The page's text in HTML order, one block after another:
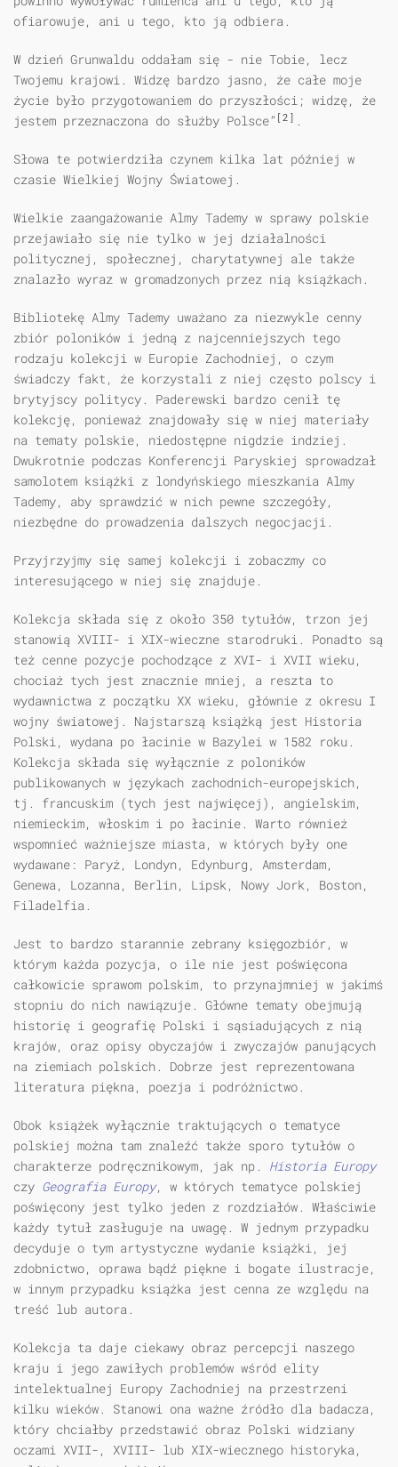
ofiarowuje, ani u tego, kto ją odbiera.
W dzień Grunwaldu oddałam się - nie Tobie, lecz
Twojemu krajowi. Widzę bardzo jasno, że całe moje
życie było przygotowaniem do przyszłości; widzę, że
jestem przeznaczona do służby Polsce” [2] .
Słowa te potwierdziła czynem kilka lat później w
czasie Wielkiej Wojny Światowej.
Wielkie zaangażowanie Almy Tademy w sprawy polskie
przejawiało się nie tylko w jej działalności
politycznej, społecznej, charytatywnej ale także
znalazło wyraz w gromadzonych przez nią książkach.
Bibliotekę Almy Tademy uważano za niezwykle cenny
zbiór poloników i jedną z najcenniejszych tego
rodzaju kolekcji w Europie Zachodniej, o czym
świadczy fakt, że korzystali z niej często polscy i
brytyjscy politycy. Paderewski bardzo cenił tę
kolekcję, ponieważ znajdowały się w niej materiały
na tematy polskie, niedostępne nigdzie indziej.
Dwukrotnie podczas Konferencji Paryskiej sprowadzał
samolotem książki z londyńskiego mieszkania Almy
Tademy, aby sprawdzić w nich pewne szczegóły,
niezbędne do prowadzenia dalszych negocjacji.
Przyjrzyjmy się samej kolekcji i zobaczmy co
interesującego w niej się znajduje.
Kolekcja składa się z około 350 tytułów, trzon jej
stanowią XVIII- i XIX-wieczne starodruki. Ponadto są
też cenne pozycje pochodzące z XVI- i XVII wieku,
chociaż tych jest znacznie mniej, a reszta to
wydawnictwa z początku XX wieku, głównie z okresu I
wojny światowej. Najstarszą książką jest Historia
Polski, wydana po łacinie w Bazylei w 1582 roku.
Kolekcja składa się wyłącznie z poloników
publikowanych w językach zachodnich-europejskich,
tj. francuskim (tych jest najwięcej), angielskim,
niemieckim, włoskim i po łacinie. Warto również
wspomnieć ważniejsze miasta, w których były one
wydawane: Paryż, Londyn, Edynburg, Amsterdam,
Genewa, Lozanna, Berlin, Lipsk, Nowy Jork, Boston,
Filadelfia.
Jest to bardzo starannie zebrany księgozbiór, w
którym każda pozycja, o ile nie jest poświęcona
całkowicie sprawom polskim, to przynajmniej w jakimś
stopniu do nich nawiązuje. Główne tematy obejmują
historię i geografię Polski i sąsiadujących z nią
krajów, oraz opisy obyczajów i zwyczajów panujących
na ziemiach polskich. Dobrze jest reprezentowana
literatura piękna, poezja i podróżnictwo.
Obok książek wyłącznie traktujących o tematyce
polskiej można tam znaleźć także sporo tytułów o
charakterze podręcznikowym, jak np. Historia Europy
czy Geografia Europy, w których tematyce polskiej
poświęcony jest tylko jeden z rozdziałów. Właściwie
każdy tytuł zasługuje na uwagę. W jednym przypadku
decyduje o tym artystyczne wydanie książki, jej
zdobnictwo, oprawa bądź piękne i bogate ilustracje,
w innym przypadku książka jest cenna ze względu na
treść lub autora.
Kolekcja ta daje ciekawy obraz percepcji naszego
kraju i jego zawiłych problemów wśród elity
intelektualnej Europy Zachodniej na przestrzeni
kilku wieków. Stanowi ona ważne źródło dla badacza,
który chciałby przedstawić obraz Polski widziany
oczami XVII-, XVIII- lub XIX-wiecznego historyka,